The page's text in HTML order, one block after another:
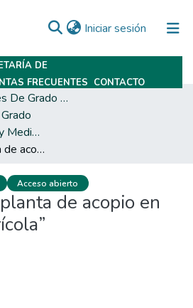
Iniciar sesión (current)
DE
FRECUENTES CONTACTO
Trabajos Finales De Grado Y Posgrado
Higiene, Seguridad y Medio Ambiente del Trabajo
Seguridad en planta de acopio en “Empresa Agrícola”
Acceso abierto
de acopio en